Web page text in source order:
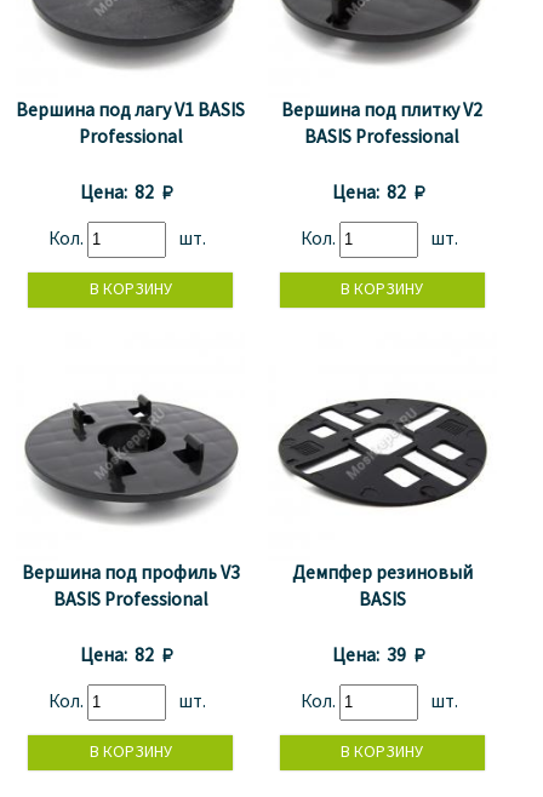
Вершина под лагу V1 BASIS
Professional
Цена: 82 
Кол. шт.
Вершина под плитку V2
BASIS Professional
Цена: 82 
Кол. шт.
Вершина под профиль V3
BASIS Professional
Цена: 82 
Кол. шт.
Демпфер резиновый
BASIS
Цена: 39 
Кол. шт.